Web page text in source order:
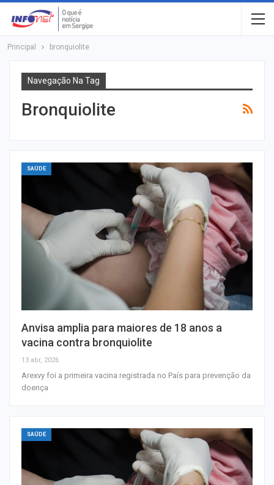
Principal bronquiolite
Navegação Na Tag
Bronquiolite
SAÚDE
Anvisa amplia para maiores de 18 anos a
vacina contra bronquiolite
13 abr, 2026
Arexvy foi a primeira vacina registrada no País para prevenção da
doença
SAÚDE